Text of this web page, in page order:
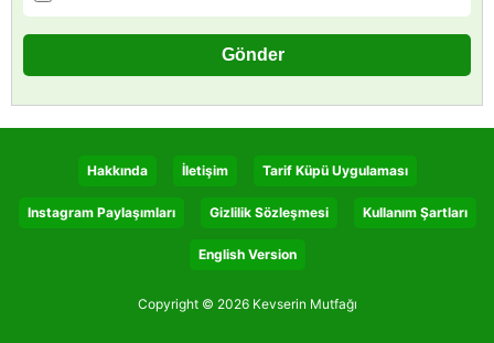
Hakkında İletişim Tarif Küpü Uygulaması
Instagram Paylaşımları Gizlilik Sözleşmesi Kullanım Şartları
English Version
Copyright © 2026 Kevserin Mutfağı